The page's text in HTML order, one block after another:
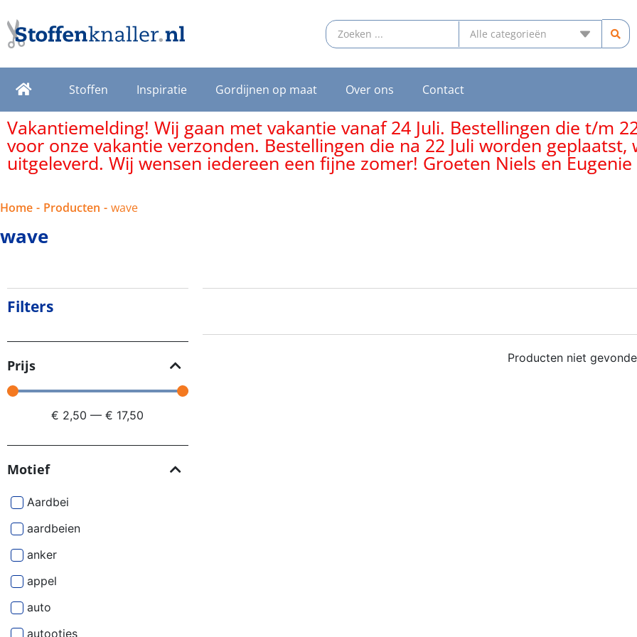
Stoffen Inspiratie Gordijnen op maat Over ons Contact
Vakantiemelding! Wij gaan met vakantie vanaf 24 Juli. Bestellingen die t/m
voor onze vakantie verzonden. Bestellingen die na 22 Juli worden
uitgeleverd. Wij wensen iedereen een fijne zomer! Groeten Niels en Eugenie
Home - Producten - wave
wave
Filters
Prijs
€ 2,50—€ 17,50
Motief
Aardbei
aardbeien
anker
appel
auto
autootjes
Producten niet